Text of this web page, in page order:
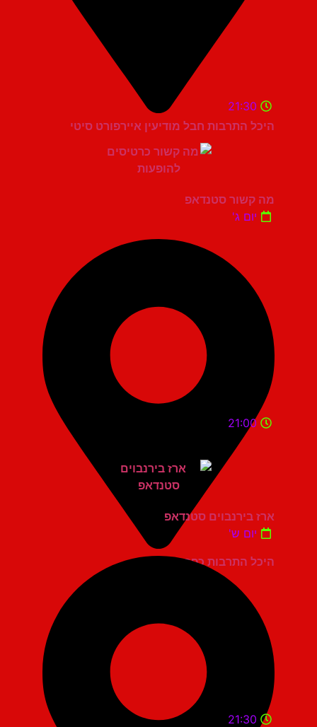
היכל התרבות חבל מודיעין איירפורט סיטי
21:30
מה קשור סטנדאפ
יום ג'
היכל התרבות כפר סבא
21:00
ארז בירנבוים סטנדאפ
יום ש'
21:30